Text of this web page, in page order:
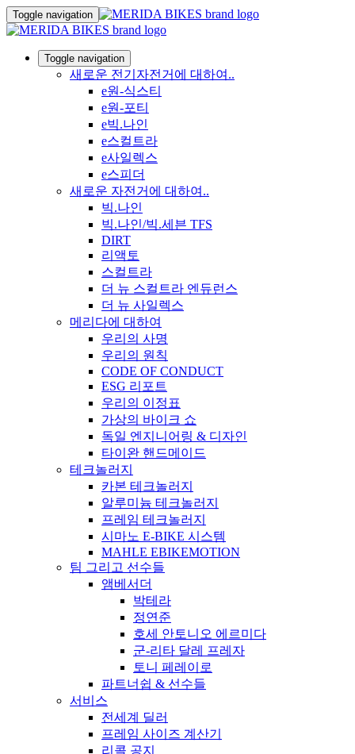
Toggle navigation
Toggle navigation
새로운 전기자전거에 대하여..
e원-식스티
e원-포티
e빅.나인
e스컬트라
e사일렉스
e스피더
새로운 자전거에 대하여..
빅.나인
빅.나인/빅.세븐 TFS
DIRT
리액토
스컬트라
더 뉴 스컬트라 엔듀런스
더 뉴 사일렉스
메리다에 대하여
우리의 사명
우리의 원칙
CODE OF CONDUCT
ESG 리포트
우리의 이정표
가상의 바이크 쇼
독일 엔지니어링 & 디자인
타이완 핸드메이드
테크놀러지
카본 테크놀러지
알루미늄 테크놀러지
프레임 테크놀러지
시마노 E-BIKE 시스템
MAHLE EBIKEMOTION
팀 그리고 선수들
앰베서더
박테라
정연준
호세 안토니오 에르미다
군-리타 달레 프레자
토니 페레이로
파트너쉽 & 선수들
서비스
전세계 딜러
프레임 사이즈 계산기
리콜 공지